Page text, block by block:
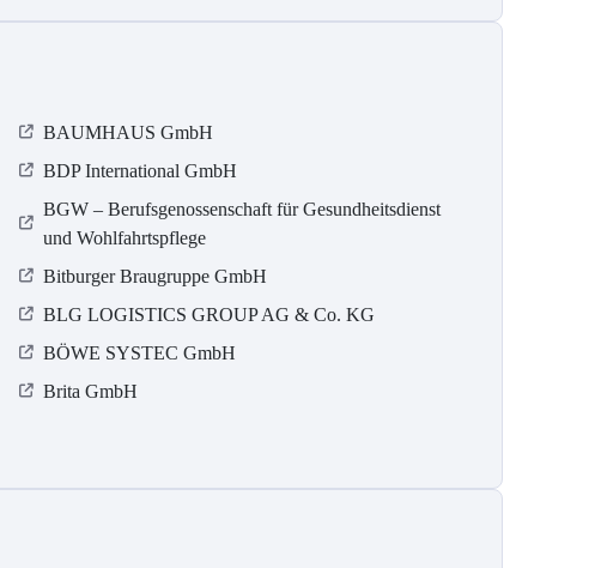
BAUMHAUS GmbH
BDP International GmbH
BGW – Berufsgenossenschaft für Gesundheitsdienst
und Wohlfahrtspflege
Bitburger Braugruppe GmbH
BLG LOGISTICS GROUP AG & Co. KG
BÖWE SYSTEC GmbH
Brita GmbH